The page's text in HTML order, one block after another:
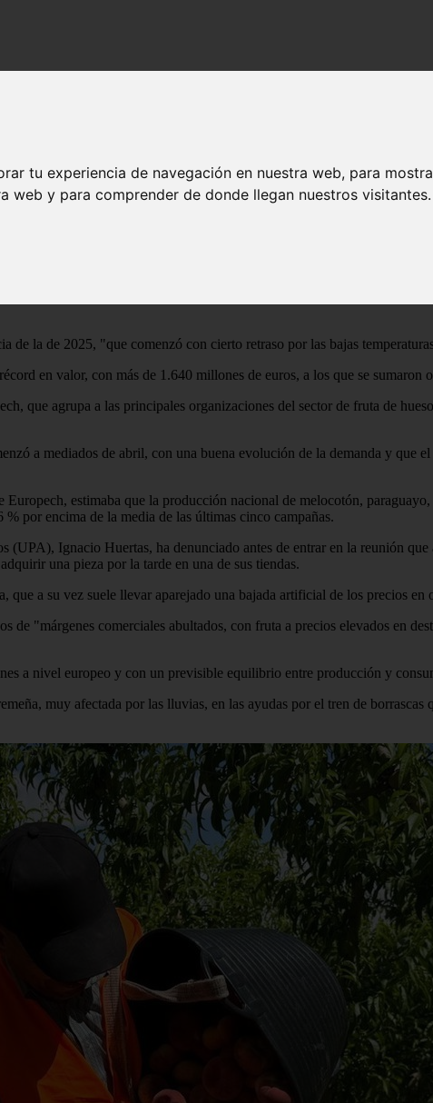
tu experiencia de navegación en nuestra web, para
web y para comprender de donde llegan nuestros visitantes.
en la campaña de fruta de verano
campaña de fruta de verano, en la que incluye la sandía, el melón y
Producciones y Mercados Agrarios del MAPA, Elena Busutil, y los
los niveles productivos, gracias a que no se han producido
de la de 2025, "que comenzó con cierto retraso por las bajas
en valor, con más de 1.640 millones de euros, a los que se
que agrupa a las principales organizaciones del sector de fruta de
a mediados de abril, con una buena evolución de la demanda y que
estimaba que la producción nacional de melocotón,
por encima de la media de las últimas cinco campañas.
Ignacio Huertas, ha denunciado antes de entrar en la reunión que
una pieza por la tarde en una de sus tiendas.
que a su vez suele llevar aparejado una bajada artificial de los precios
de "márgenes comerciales abultados, con fruta a precios elevados en
a nivel europeo y con un previsible equilibrio entre producción y
muy afectada por las lluvias, en las ayudas por el tren de borrascas